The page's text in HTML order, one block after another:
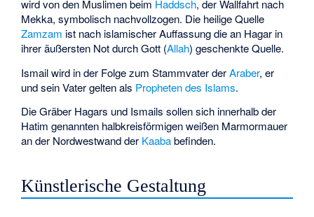
wird von den Muslimen beim Haddsch, der Wallfahrt nach
Mekka, symbolisch nachvollzogen. Die heilige Quelle
Zamzam ist nach islamischer Auffassung die an Hagar in
ihrer äußersten Not durch Gott (Allah) geschenkte Quelle.
Ismail wird in der Folge zum Stammvater derAraber, er
und sein Vater gelten als Propheten des Islams.
Die Gräber Hagars und Ismails sollen sich innerhalb der
Hatim genannten halbkreisförmigen weißen Marmormauer
an der Nordwestwand der Kaababefinden.
Künstlerische Gestaltung